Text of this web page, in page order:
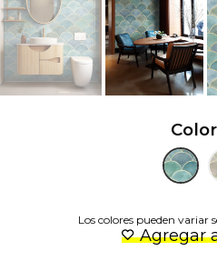
Los colores pueden variar
Agregar